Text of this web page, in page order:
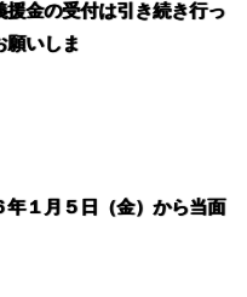
援金の受付は引き続き行っ
願いしま
月５日（金）から当面